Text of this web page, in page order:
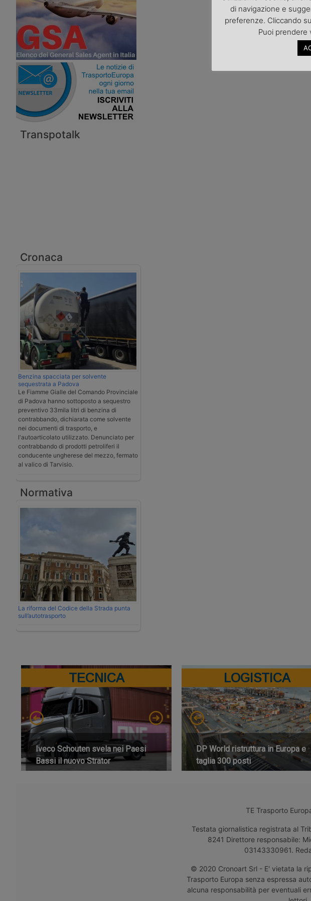
Transpotalk
Cronaca
Benzina spacciata per solvente
sequestrata a Padova
Le Fiamme Gialle del Comando Provinciale
di Padova hanno sottoposto a sequestro
preventivo 33mila litri di benzina di
contrabbando, dichiarata come solvente
nei documenti di trasporto, e
l'autoarticolato utilizzato. Denunciato per
contrabbando di prodotti petroliferi il
conducente ungherese del mezzo, fermato
al valico di Tarvisio.
Normativa
La riforma del Codice della Strada punta
sull’autotrasporto
TECNICA
Iveco Schouten svela nei Paesi
Bassi il nuovo Strator
LOGISTICA
DP World ristruttura in Europa e
taglia 300 posti
TE Trasporto
Testata giornalistica registrata al
8241 Direttore responsabile:
03143330961.
© 2020 Cronoart Srl - E' vietata la
Trasporto Europa senza espressa
alcuna responsabilità per eventuali
di navigazione e
preferenze. Cliccando
Puoi prendere